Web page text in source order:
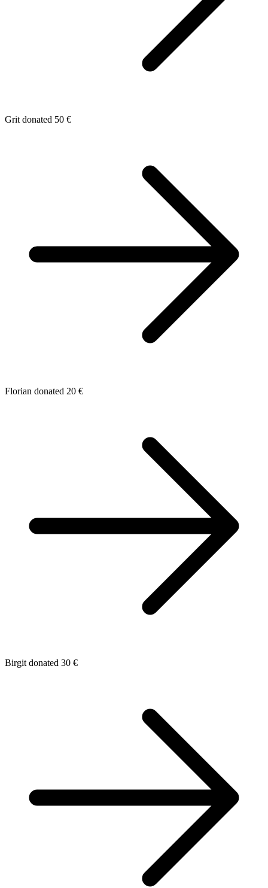
Grit donated 50 €
Florian donated 20 €
Birgit donated 30 €